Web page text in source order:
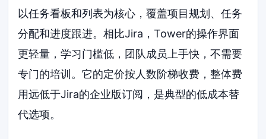
以任务看板和列表为核心，覆盖项目规划、任务
分配和进度跟进。相比Jira，Tower的操作界面
更轻量，学习门槛低，团队成员上手快，不需要
专门的培训。它的定价按人数阶梯收费，整体费
用远低于Jira的企业版订阅，是典型的低成本替
代选项。